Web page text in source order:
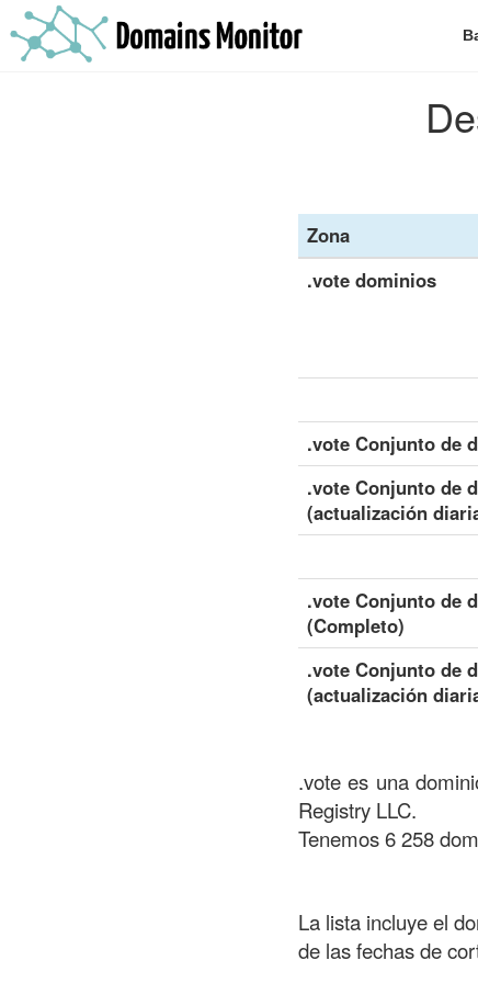
Zona
.vote dominios
.vote Conjunto de
.vote Conjunto de
(actualización
.vote Conjunto de
(Completo)
.vote Conjunto de
(actualización
.vote es una
Registry LLC.
Tenemos 6 258
La lista incluye el
de las fechas de